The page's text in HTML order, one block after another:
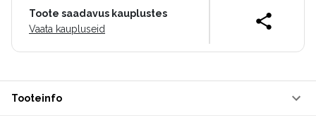
Toote saadavus kauplustes
Vaata kaupluseid
Tooteinfo